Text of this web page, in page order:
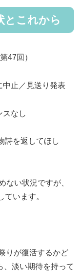
これから
47回）
止／見送り発表
スなし
詩を返してほし
ない状況ですが、
います。
りが復活するかど
、淡い期待を持って